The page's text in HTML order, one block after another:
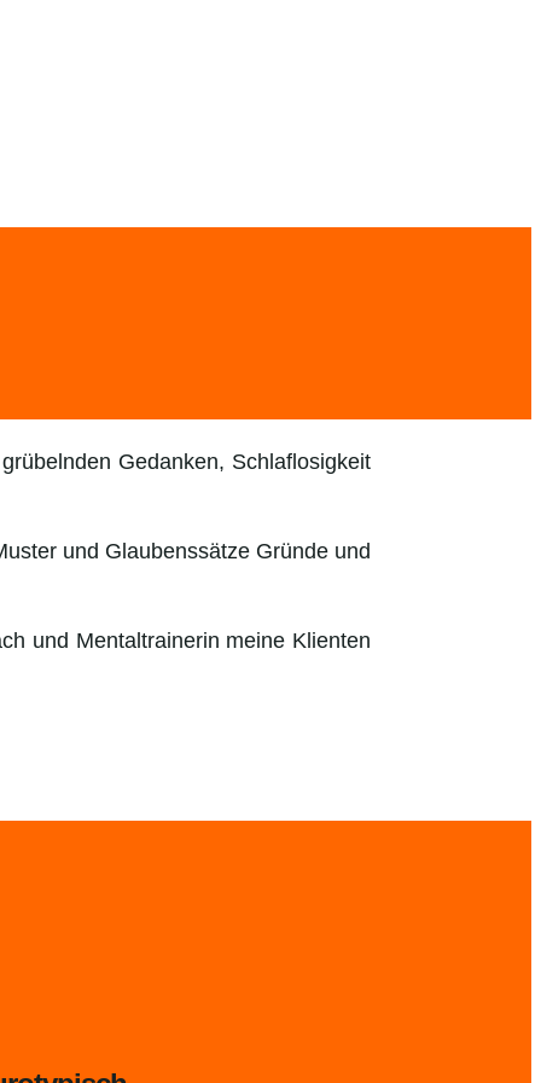
Gedanken, Schlaflosigkeit
und Glaubenssätze Gründe und
und Mentaltrainerin meine Klienten